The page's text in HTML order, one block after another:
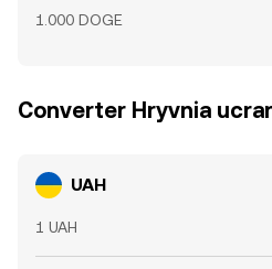
1.000 DOGE
Converter Hryvnia
UAH
1 UAH